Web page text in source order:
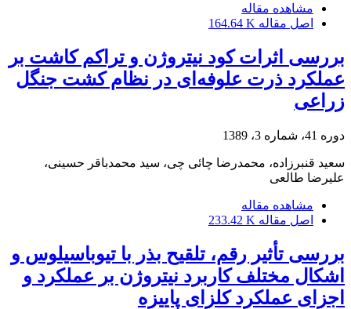
مشاهده مقاله
اصل مقاله 164.64 K
بررسی اثرات کود نیتروژن و تراکم کاشت بر
عملکرد ذرت علوفه‌ای در نظام کشت جنگل
زراعی
دوره 41، شماره 3، 1389
سعید قنبرزاده، محمدرضا چائی چی، سید محمدباقر حسینی،
علیرضا طالعی
مشاهده مقاله
اصل مقاله 233.42 K
بررسی تأثیر رقم، تلقیح بذر با تیوباسیلوس و
اشکال مختلف کاربرد نیتروژن بر عملکرد و
اجزای عملکرد کلزای پاییزه